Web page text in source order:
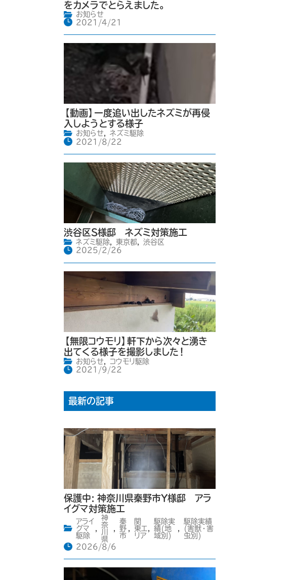
をカメラでとらえました。
お知らせ
2021/4/21
【動画】一度追い出したネズミが再侵
入しようとする様子
お知らせ,
ネズミ駆除
2021/8/22
渋谷区S様邸 ネズミ対策施工
ネズミ駆除, 東京都,
渋谷区
2025/2/26
【無限コウモリ】軒下から次々と湧き
出てくる様子を撮影しました！
お知らせ,
コウモリ駆除
2021/9/22
最新の記事
保護中: 神奈川県秦野市Y様邸 アラ
イグマ対策施工
アライ
グマ
駆除
神
奈
川
県
秦
野
市
関
東エ
リア
駆除実
績(地
域別)
駆除実績
(害獣・害
虫別)
2026/8/6